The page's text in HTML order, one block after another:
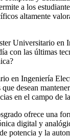
a los
altamente
Universitario en
con las últimas
en Ingeniería
desean
en el campo de
ofrece una
digital y
potencia y la